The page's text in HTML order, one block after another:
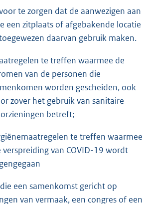
te zorgen dat de aanwezigen aan
een zitplaats of afgebakende locatie
daarvan gebruik maken.
te treffen waarmee de
van de personen die
worden gescheiden, ook
zover het gebruik van sanitaire
betreft;
te treffen waarmee
verspreiding van COVID-19 wordt
een samenkomst gericht op
van vermaak, een congres of een